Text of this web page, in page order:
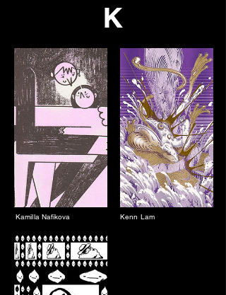
K
Kamilla Nafikova Kenn Lam